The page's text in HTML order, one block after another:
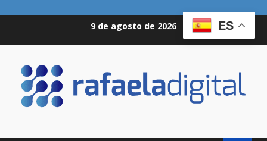
9 de agosto de 2026 ES